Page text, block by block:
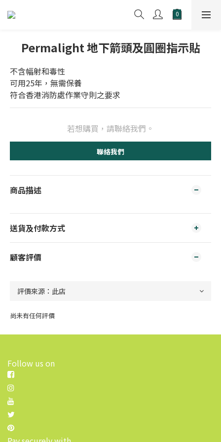
Permalight 地下箭頭及圓圈指示貼
不含幅射和毒性
可用25年，無需保養
符合香港消防處作業守則之要求
若想購買，請聯絡我們。
聯絡我們
商品描述
送貨及付款方式
顧客評價
尚未有任何評價
Follow us on